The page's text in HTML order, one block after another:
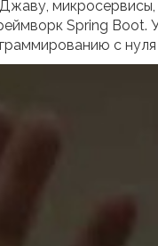
микросервисы,
Spring Boot.
с